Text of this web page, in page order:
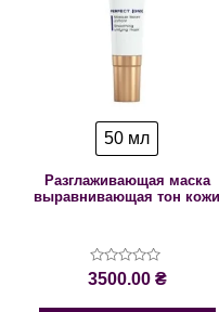
50 мл
Разглаживающая маска
выравнивающая тон кожи
Оценка
0
3500.00 ₴